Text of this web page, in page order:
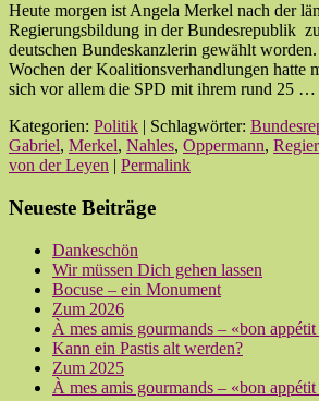
Heute morgen ist Angela Merkel nach der
Regierungsbildung in der Bundesrepublik
deutschen Bundeskanzlerin gewählt
Wochen der Koalitionsverhandlungen hatte
sich vor allem die SPD mit ihrem rund 25 …
Kategorien: Politik | Schlagwörter:
Gabriel, Merkel, Nahles, Oppermann,
von der Leyen
Permalink
Neueste Beiträge
Dankeschön
Wir müssen Dich gehen lassen
Bocuse – ein Monument
Zum 2026
À mes amis gourmands – «bon
Kann ein Pastis alt werden?
Zum 2025
À mes amis gourmands – «bon